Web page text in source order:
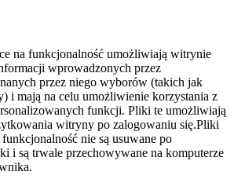
na funkcjonalność umożliwiają witrynie
wprowadzonych przez
przez niego wyborów (takich jak
i mają na celu umożliwienie korzystania z
funkcji. Pliki te umożliwiają
witryny po zalogowaniu się.Pliki
nie są usuwane po
i są trwale przechowywane na komputerze